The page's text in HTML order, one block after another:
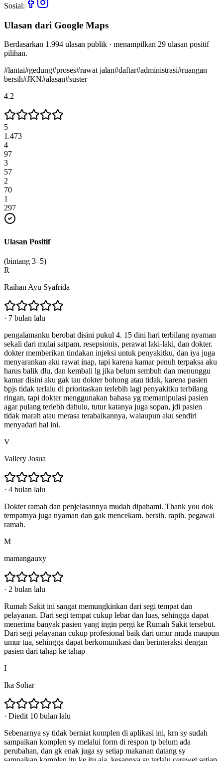
Sosial:
Ulasan dari Google Maps
Berdasarkan 1.994 ulasan publik · menampilkan 29 ulasan positif
pilihan.
#lantai#gedung#proses#rawat jalan#daftar#administrasi#ruangan
bersih#JKN#alasan#suster
4.2
5
1.473
4
97
3
57
2
70
1
297
Ulasan Positif
(bintang 3–5)
R
Raihan Ayu Syafrida
· 7 bulan lalu
pengalamanku berobat disini pukul 4. 15 dini hari terbilang nyaman
sekali dari mulai satpam, resepsionis, perawat laki-laki, dan dokter.
dokter memberikan tindakan injeksi untuk penyakitku, dan iya juga
menyarankan aku rawat inap, tapi karena kamar penuh terpaksa aku
harus balik dlu, dan kembali lg jika belum sembuh dan menunggu
kamar disini aku gak tau dokter bohong atau tidak, karena pasien
bpjs tidak terlalu di prioritaskan terlebih lagi penyakitku terbilang
ringan, tapi dokter menggunakan bahasa yg memanipulasi pasien
agar pulang terlebh dahulu, tutur katanya juga sopan, jdi pasien
tidak marah atau merasa terabaikannya, walaupun aku sendiri
menyadari hal ini.
V
Vallery Josua
· 4 bulan lalu
Dokter ramah dan penjelasannya mudah dipahami. Thank you dok
tempatnya juga nyaman dan gak mencekam. bersih. rapih. pegawai
ramah.
M
mamangauxy
· 2 bulan lalu
Rumah Sakit ini sangat memungkinkan dari segi tempat dan
pelayanan. Dari segi tempat cukup lebar dan luas, sehingga dapat
menerima banyak pasien yang ingin pergi ke Rumah Sakit tersebut.
Dari segi pelayanan cukup profesional baik dari umur muda maupun
umur tua, sehingga dapat berkomunikasi dan berinteraksi dengan
pasien dari tahap ke tahap
I
Ika Sohar
· Diedit 10 bulan lalu
Sebenarnya sy tidak berniat komplen di aplikasi ini, krn sy sudah
sampaikan komplen sy melalui form di respon tp belum ada
perubahan, dan gk enak juga sy setiap makanan datang sy